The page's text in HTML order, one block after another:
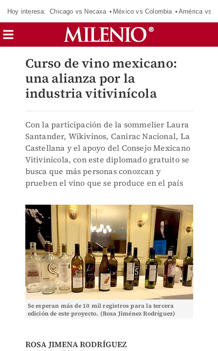
Hoy interesa: Chicago vs Necaxa México vs Colombia América vs
Curso de vino mexicano:
una alianza por la
industria vitivinícola
Con la participación de la sommelier Laura
Santander, Wikivinos, Canirac Nacional, La
Castellana y el apoyo del Consejo Mexicano
Vitivinícola, con este diplomado gratuito se
busca que más personas conozcan y
prueben el vino que se produce en el país
Se esperan más de 10 mil registros para la tercera
edición de este proyecto. (Rosa Jiménez Rodríguez)
ROSA JIMENA RODRÍGUEZ